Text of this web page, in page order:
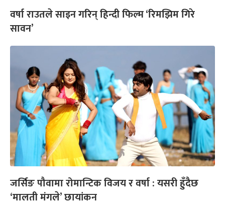
वर्षा राउतले साइन गरिन् हिन्दी फिल्म ‘रिमझिम गिरे
सावन’
जर्सिङ पौवामा रोमान्टिक विजय र वर्षा : यसरी हुँदैछ
‘मालती मंगले’ छायांकन